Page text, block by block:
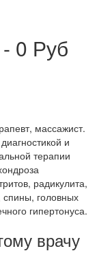
0 Руб
массажист.
и
терапии
радикулита,
спины, головных
гипертонуса.
врачу